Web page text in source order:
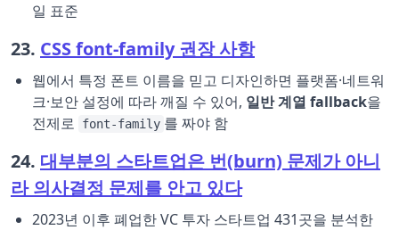
일 표준
23. CSS font-family 권장 사항
웹에서 특정 폰트 이름을 믿고 디자인하면 플랫폼·네트워
크·보안 설정에 따라 깨질 수 있어, 일반 계열 fallback을
전제로
font-family 를 짜야 함
24. 대부분의 스타트업은 번(burn) 문제가 아니
라 의사결정 문제를 안고 있다
2023년 이후 폐업한 VC 투자 스타트업 431곳을 분석한